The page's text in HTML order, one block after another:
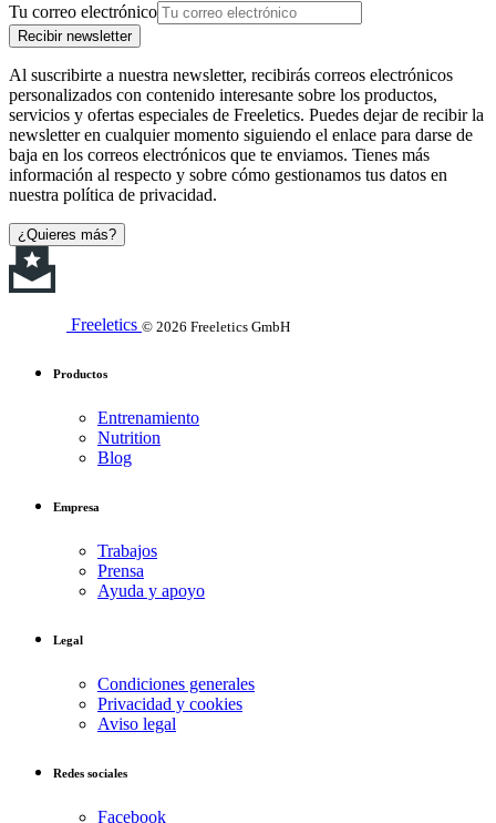
Tu correo electrónico
Recibir newsletter
Al suscribirte a nuestra newsletter, recibirás correos electrónicos
personalizados con contenido interesante sobre los productos,
servicios y ofertas especiales de Freeletics. Puedes dejar de recibir la
newsletter en cualquier momento siguiendo el enlace para darse de
baja en los correos electrónicos que te enviamos. Tienes más
información al respecto y sobre cómo gestionamos tus datos en
nuestra política de privacidad.
¿Quieres más?
Freeletics © 2026 Freeletics GmbH
Productos
Entrenamiento
Nutrition
Blog
Empresa
Trabajos
Prensa
Ayuda y apoyo
Legal
Condiciones generales
Privacidad y cookies
Aviso legal
Redes sociales
Facebook